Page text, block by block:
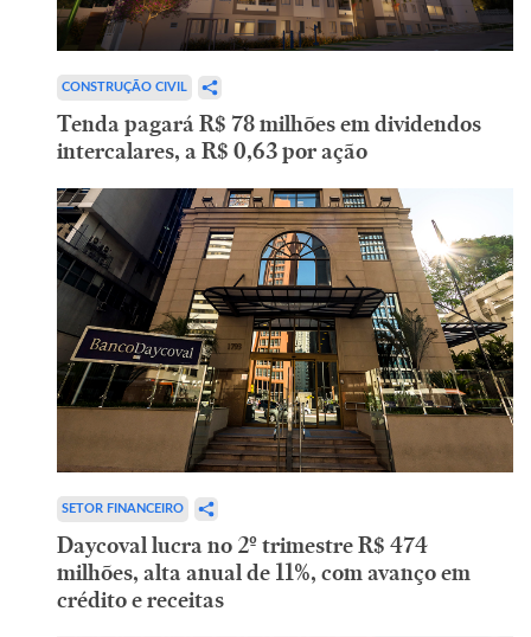
CONSTRUÇÃO CIVIL
Tenda pagará R$ 78 milhões em dividendos
intercalares, a R$ 0,63 por ação
SETOR FINANCEIRO
Daycoval lucra no 2º trimestre R$ 474
milhões, alta anual de 11%, com avanço em
crédito e receitas